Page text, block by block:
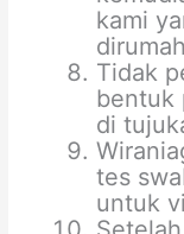
kami
Tidak
bentuk
di
tes
untuk